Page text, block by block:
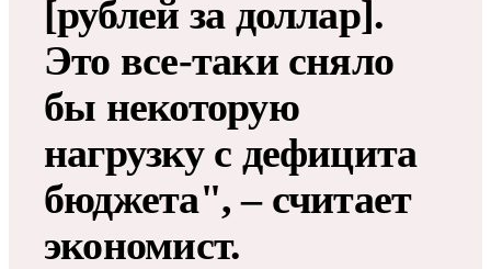
[рублей за доллар].
Это все-таки сняло
бы некоторую
нагрузку с дефицита
бюджета", – считает
экономист.